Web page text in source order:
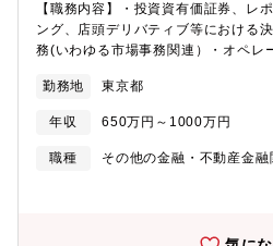
も少なく働きやすい環境です。
途社員が馴染みやすい社風：中途採
績）と中途で入社をしても馴染みや
テレワークあり（週2日）、残業も少
【職務内容】・投資資有価証券、レ
ング、店頭デリバティブ等における
務(いわゆる市場事務関連）・オペレ
VBA等シート構築【魅力】★同社は
い銀行です。他行と比較してもベン
であっても実力があれば責任のある
感と裁量をもてる環境です。★一人
を目指すことができる環境です。★
同士を互いに個人と尊重し、役職関
勤務地 東京都
年収 650万円～1000万円
職種
その他の金融・不動産金